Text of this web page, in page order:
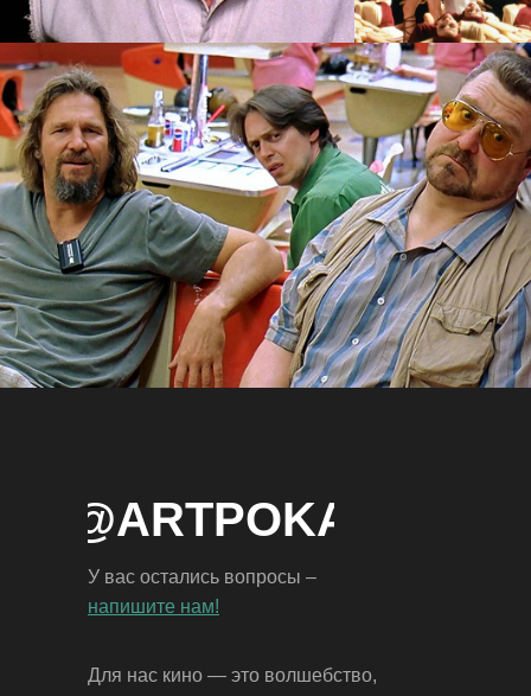
Для нас кино — это волшебство,
У вас остались вопросы –
напишите нам!